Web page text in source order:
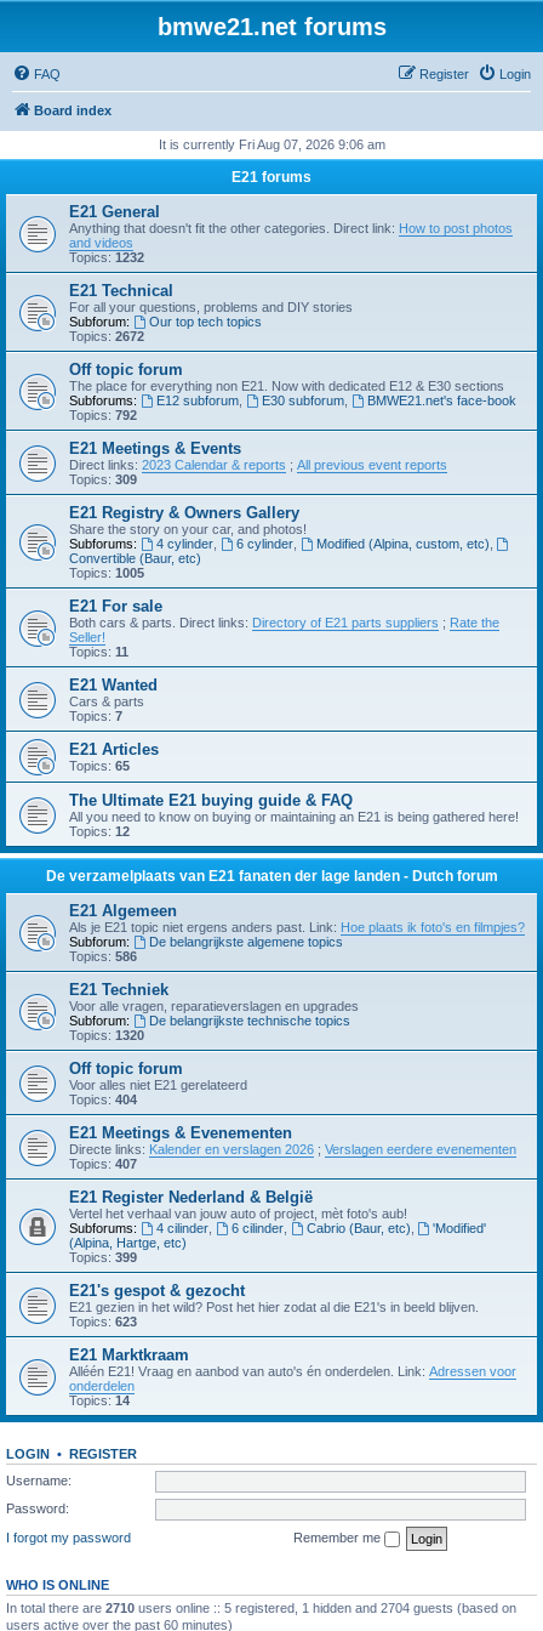
bmwe21.net forums
FAQ Login
Register
Board index
It is currently Fri Aug 07, 2026 9:06 am
E21 forums
E21 General
Anything that doesn't fit the other categories. Direct link: How to post photos
and videos
Topics: 1232
E21 Technical
For all your questions, problems and DIY stories
Subforum:
Our top tech topics
Topics: 2672
Off topic forum
The place for everything non E21. Now with dedicated E12 & E30 sections
Subforums:
E12 subforum, E30 subforum,
BMWE21.net's face-book
Topics: 792
E21 Meetings & Events
Direct links: 2023 Calendar & reports ; All previous event reports
Topics: 309
E21 Registry & Owners Gallery
Share the story on your car, and photos!
Subforums:
4 cylinder, 6 cylinder, Modified (Alpina, custom, etc)
Convertible (Baur, etc)
Topics: 1005
E21 For sale
Both cars & parts. Direct links: Directory of E21 parts suppliers ; Rate the
Seller!
Topics: 11
E21 Wanted
Cars & parts
Topics: 7
E21 Articles
Topics: 65
The Ultimate E21 buying guide & FAQ
All you need to know on buying or maintaining an E21 is being gathered here!
Topics: 12
De verzamelplaats van E21 fanaten der lage landen - Dutch forum
E21 Algemeen
Als je E21 topic niet ergens anders past. Link: Hoe plaats ik foto's en filmpjes?
Subforum:
De belangrijkste algemene topics
Topics: 586
E21 Techniek
Voor alle vragen, reparatieverslagen en upgrades
Subforum:
De belangrijkste technische topics
Topics: 1320
Off topic forum
Voor alles niet E21 gerelateerd
Topics: 404
E21 Meetings & Evenementen
Directe links: Kalender en verslagen 2026 ; Verslagen eerdere evenementen
Topics: 407
E21 Register Nederland & België
Vertel het verhaal van jouw auto of project, mèt foto's aub!
Subforums:
4 cilinder, 6 cilinder, Cabrio (Baur, etc)
'Modified'
(Alpina, Hartge, etc)
Topics: 399
E21's gespot & gezocht
E21 gezien in het wild? Post het hier zodat al die E21's in beeld blijven.
Topics: 623
E21 Marktkraam
Alléén E21! Vraag en aanbod van auto's én onderdelen. Link: Adressen voor
onderdelen
Topics: 14
LOGIN • REGISTER
Username:
Password:
I forgot my password
Remember me
WHO IS ONLINE
In total there are 2710 users online :: 5 registered, 1 hidden and 2704 guests (based on
users active over the past 60 minutes)